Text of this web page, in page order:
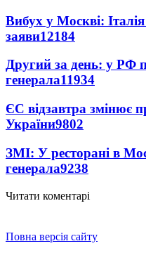
Вибух у Москві: Італія
заяви12184
Другий за день: у РФ
генерала11934
ЄС відзавтра змінює
України9802
ЗМІ: У ресторані в
генерала9238
Читати коментарі
Повна версія сайту